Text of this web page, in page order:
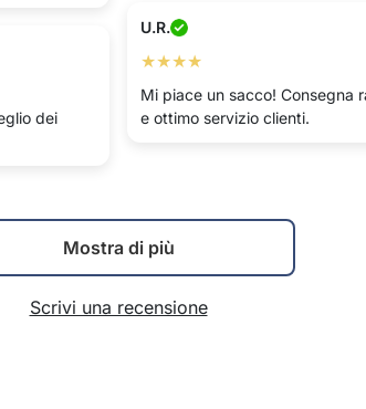
U.R.
★★★★
Mi piace un sacco! Consegna
e ottimo servizio clienti.
dei
Mostra di più
Scrivi una recensione